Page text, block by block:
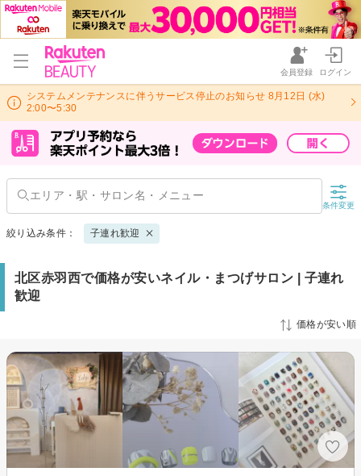
会員登録 ログイン
システムメンテナンスに伴うサービス停止のお知らせ 8月12日 (水)
2:00〜5:30
条件変更
絞り込み条件： 子連れ歓迎
北区赤羽西で価格が安いネイル・まつげサロン | 子連れ
歓迎
価格が安い順